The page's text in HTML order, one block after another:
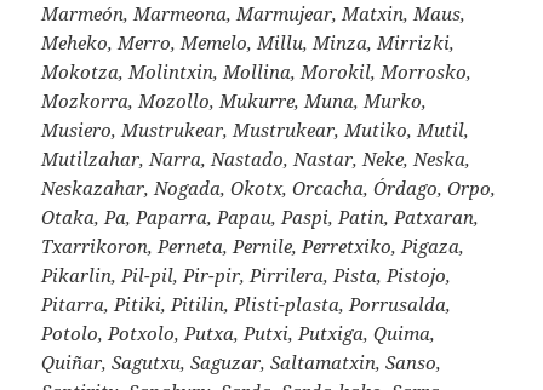
Marmeón, Marmeona, Marmujear, Matxin, Maus,
Meheko, Merro, Memelo, Millu, Minza, Mirrizki,
Mokotza, Molintxin, Mollina, Morokil, Morrosko,
Mozkorra, Mozollo, Mukurre, Muna, Murko,
Musiero, Mustrukear, Mustrukear, Mutiko, Mutil,
Mutilzahar, Narra, Nastado, Nastar, Neke, Neska,
Neskazahar, Nogada, Okotx, Orcacha, Órdago, Orpo,
Otaka, Pa, Paparra, Papau, Paspi, Patin, Patxaran,
Txarrikoron, Perneta, Pernile, Perretxiko, Pigaza,
Pikarlin, Pil-pil, Pir-pir, Pirrilera, Pista, Pistojo,
Pitarra, Pitiki, Pitilin, Plisti-plasta, Porrusalda,
Potolo, Potxolo, Putxa, Putxi, Putxiga, Quima,
Quiñar, Sagutxu, Saguzar, Saltamatxin, Sanso,